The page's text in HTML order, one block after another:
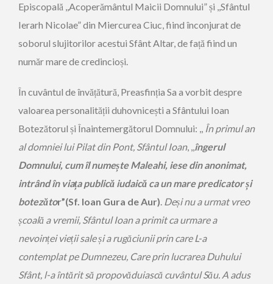
Episcopală ,,Acoperământul Maicii Domnului” și ,,Sfântul
Ierarh Nicolae” din Miercurea Ciuc, fiind înconjurat de
soborul slujitorilor acestui Sfânt Altar, de față fiind un
număr mare de credincioși.
În cuvântul de învățătură, Preasfinția Sa a vorbit despre
valoarea personalității duhovnicești a Sfântului Ioan
Botezătorul și Înaintemergătorul Domnului: ,, În primul an
al domniei lui Pilat din Pont, Sfântul Ioan, ,,îngerul
Domnului, cum îl numește Maleahi, iese din anonimat,
intrând în viața publică iudaică ca un mare predicator și
botezător”(Sf. Ioan Gura de Aur). Deși nu a urmat vreo
școală a vremii, Sfântul Ioan a primit ca urmare a
nevoinței vieții sale și a rugăciunii prin care L-a
contemplat pe Dumnezeu, Care prin lucrarea Duhului
Sfânt, l-a întărit să propovăduiască cuvântul Său. A adus